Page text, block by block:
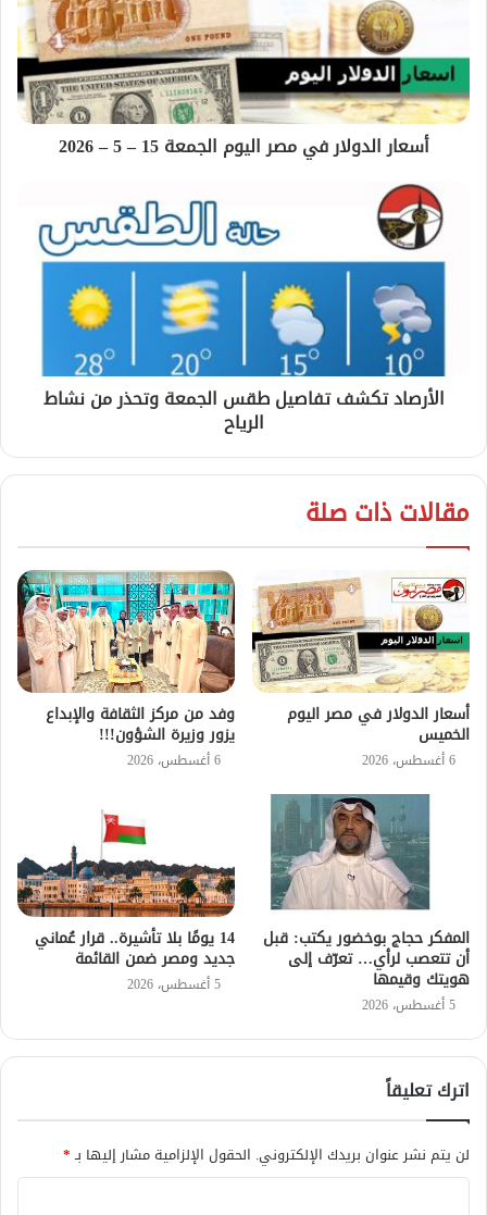
أسعار الدولار في مصر اليوم الجمعة 15 – 5 – 2026
الأرصاد تكشف تفاصيل طقس الجمعة وتحذر من نشاط
الرياح
مقالات ذات صلة
أسعار الدولار في مصر اليوم
الخميس
6 أغسطس، 2026
وفد من مركز الثقافة والإبداع
يزور وزيرة الشؤون!!!
6 أغسطس، 2026
المفكر حجاج بوخضور يكتب: قبل
أن تتعصب لرأي… تعرّف إلى
هويتك وقيمها
5 أغسطس، 2026
14 يومًا بلا تأشيرة.. قرار عُماني
جديد ومصر ضمن القائمة
5 أغسطس، 2026
اترك تعليقاً
لن يتم نشر عنوان بريدك الإلكتروني. الحقول الإلزامية مشار إليها بـ*